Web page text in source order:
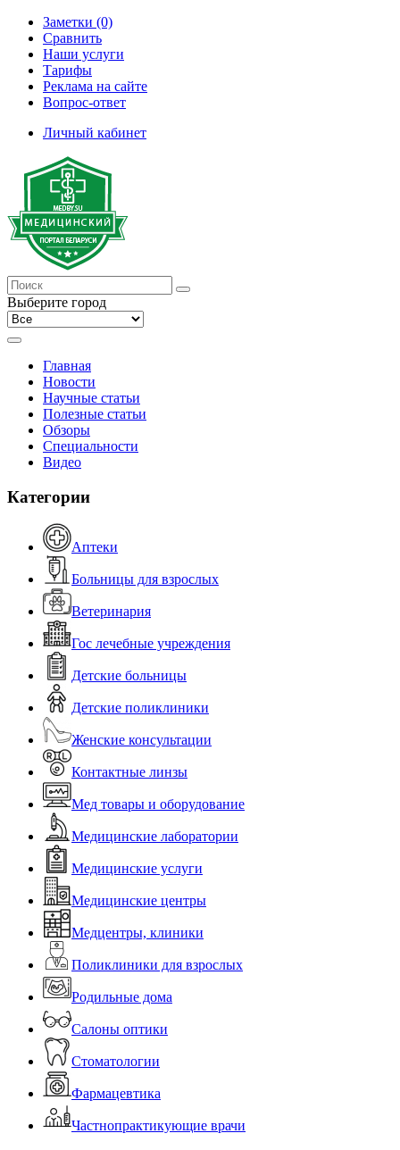
Заметки (0)
Сравнить
Наши услуги
Тарифы
Реклама на сайте
Вопрос-ответ
Личный кабинет
Выберите город
Главная
Новости
Научные статьи
Полезные статьи
Обзоры
Специальности
Видео
Категории
Аптеки
Больницы для взрослых
Ветеринария
Гос лечебные учреждения
Детские больницы
Детские поликлиники
Женские консультации
Контактные линзы
Мед товары и оборудование
Медицинские лаборатории
Медицинские услуги
Медицинские центры
Медцентры, клиники
Поликлиники для взрослых
Родильные дома
Салоны оптики
Стоматологии
Фармацевтика
Частнопрактикующие врачи